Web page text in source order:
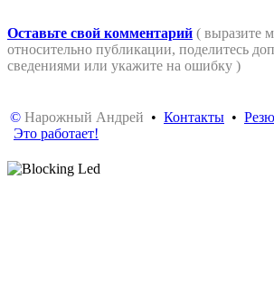
Оставьте свой комментарий ( выразите
относительно публикации, поделитесь
сведениями или укажите на ошибку )
© Нарожный Андрей • Контакты •
Это работает!